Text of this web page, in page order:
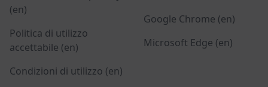
(en)
Politica di utilizzo
accettabile (en)
Condizioni di utilizzo (en)
Google Chrome (en)
Microsoft Edge (en)